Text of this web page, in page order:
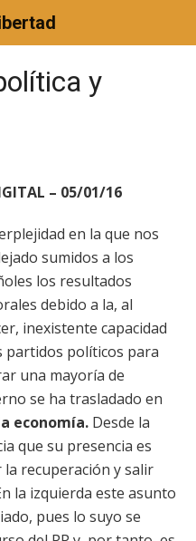
y
– 05/01/16
en la que nos
sumidos a los
los resultados
debido a la, al
inexistente capacidad
partidos políticos para
una mayoría de
se ha trasladado en
economía. Desde la
que su presencia es
recuperación y salir
la izquierda este asunto
pues lo suyo se